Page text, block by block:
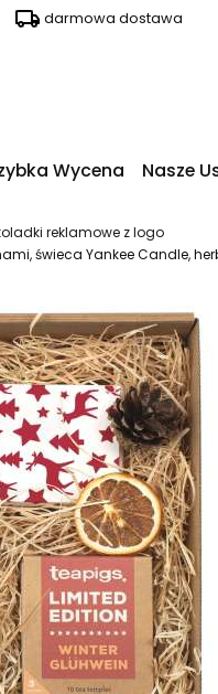
darmowa dostawa
Wycena Nasze
reklamowe z logo
świeca Yankee Candle,